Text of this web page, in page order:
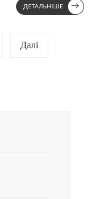
ДЕТАЛЬНІШЕ →
Далі